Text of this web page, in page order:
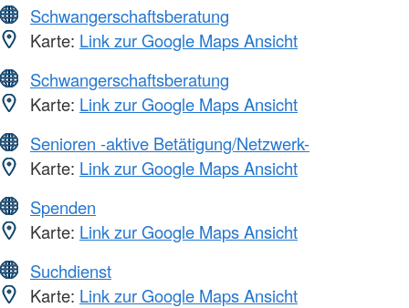
Schwangerschaftsberatung
Karte: Link zur Google Maps Ansicht
Schwangerschaftsberatung
Karte: Link zur Google Maps Ansicht
Senioren -aktive Betätigung/Netzwerk-
Karte: Link zur Google Maps Ansicht
Spenden
Karte: Link zur Google Maps Ansicht
Suchdienst
Karte: Link zur Google Maps Ansicht